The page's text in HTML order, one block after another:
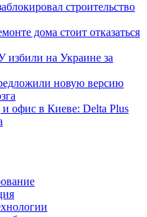
строительство
дома стоит отказаться
на Украине за
новую версию
офис в Киеве: Delta Plus